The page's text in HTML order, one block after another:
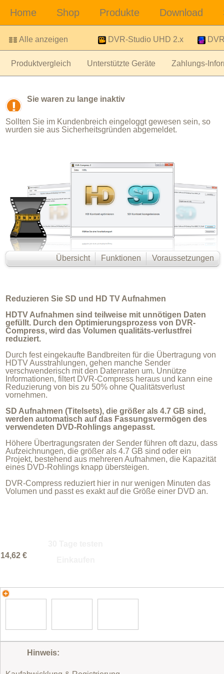
Alle anzeigen DVR-Studio UHD 2.x
Produktvergleich Unterstützte Geräte Zahlungs-
Sie waren zu lange inaktiv
Sollten Sie im Kundenbreich eingeloggt gewesen sein, so
wurden sie aus Sicherheitsgründen abgemeldet.
Voraussetzungen
Funktionen
Übersicht
Reduzieren Sie SD und HD TV Aufnahmen
HDTV Aufnahmen sind teilweise mit unnötigen Daten
gefüllt. Durch den Optimierungsprozess von DVR-
Compress, wird das Volumen qualitäts-verlustfrei
reduziert.
Durch fest eingekaufte Bandbreiten für die Übertragung von
HDTV Ausstrahlungen, gehen manche Sender
verschwenderisch mit den Datenraten um. Unnütze
Informationen, filtert DVR-Compress heraus und kann eine
Reduzierung von bis zu 50% ohne Qualitätsverlust
vornehmen.
SD Aufnahmen (Titelsets), die größer als 4.7 GB sind,
werden automatisch auf das Fassungsvermögen des
verwendeten DVD-Rohlings angepasst.
Höhere Übertragungsraten der Sender führen oft dazu, dass
Aufzeichnungen, die größer als 4.7 GB sind oder ein
Projekt, bestehend aus mehreren Aufnahmen, die Kapazität
eines DVD-Rohlings knapp übersteigen.
DVR-Compress reduziert hier in nur wenigen Minuten das
Volumen und passt es exakt auf die Größe einer DVD an.
14,62 €
Hinweis: